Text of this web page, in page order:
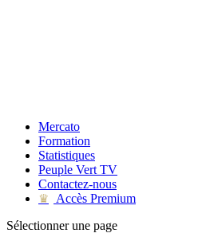
Mercato
Formation
Statistiques
Peuple Vert TV
Contactez-nous
♛
Accès Premium
Sélectionner une page